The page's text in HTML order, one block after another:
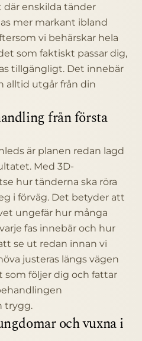
enskilda tänder
mer markant ibland
vi behärskar hela
som faktiskt passar dig,
tillgängligt. Det innebär
alltid utgår från din
från första
är planen redan lagd
Med 3D-
hur tänderna ska röra
i förväg. Det betyder att
ungefär hur många
fas innebär och hur
se ut redan innan vi
justeras längs vägen
som följer dig och fattar
trygg.
och vuxna i